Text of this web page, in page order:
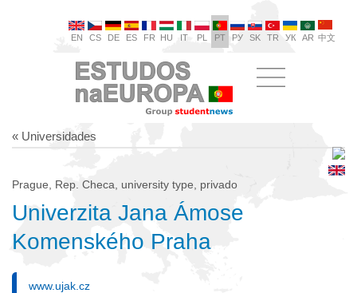
EN CS DE ES FR HU IT PL PT РУ SK TR УК AR 中文
« Universidades
Prague, Rep. Checa, university type, privado
Univerzita Jana Ámose
Komenského Praha
www.ujak.cz